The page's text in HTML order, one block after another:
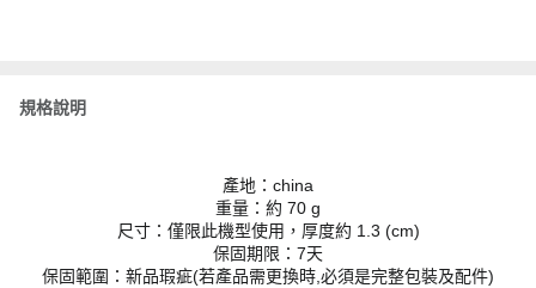
規格說明
產地：china
重量：約 70 g
尺寸：僅限此機型使用，厚度約 1.3 (cm)
保固期限：7天
保固範圍：新品瑕疵(若產品需更換時,必須是完整包裝及配件)